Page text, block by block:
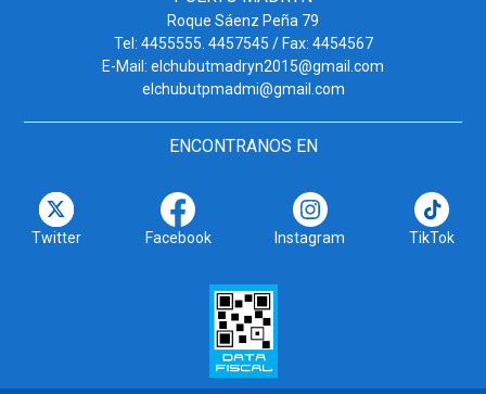
Roque Sáenz Peña 79
Tel: 4455555. 4457545 / Fax: 4454567
E-Mail: elchubutmadryn2015@gmail.com
elchubutpmadmi@gmail.com
ENCONTRANOS EN
Twitter Facebook Instagram TikTok